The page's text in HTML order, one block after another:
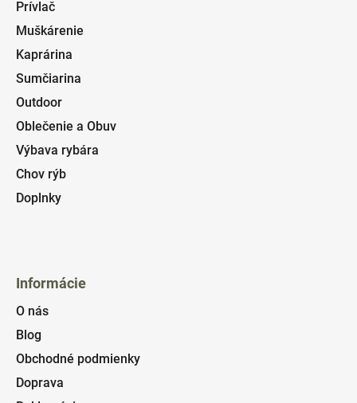
Prívlač
Muškárenie
Kaprárina
Sumčiarina
Outdoor
Oblečenie a Obuv
Výbava rybára
Chov rýb
Doplnky
Informácie
O nás
Blog
Obchodné podmienky
Doprava